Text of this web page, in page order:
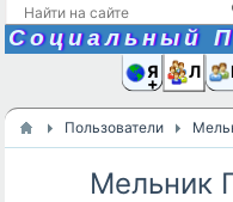
Социальный
Я и
Пользователи
Мельник